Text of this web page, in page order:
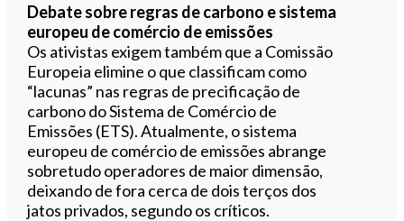
Debate sobre regras de carbono e sistema
europeu de comércio de emissões
Os ativistas exigem também que a Comissão
Europeia elimine o que classificam como
“lacunas” nas regras de precificação de
carbono do Sistema de Comércio de
Emissões (ETS). Atualmente, o sistema
europeu de comércio de emissões abrange
sobretudo operadores de maior dimensão,
deixando de fora cerca de dois terços dos
jatos privados, segundo os críticos.